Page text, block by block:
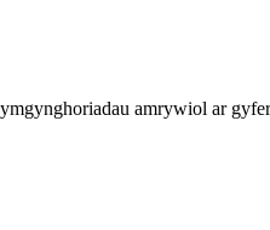
amrywiol ar